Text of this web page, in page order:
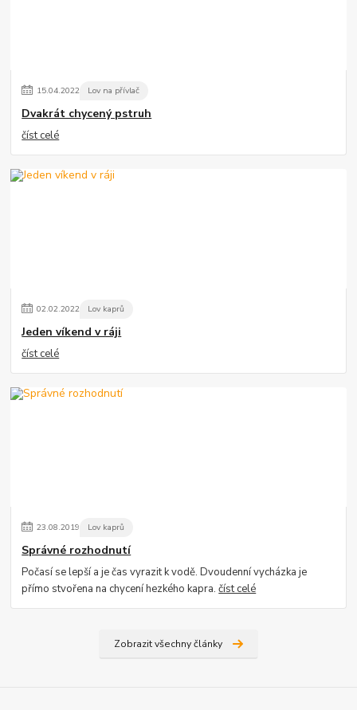
15.04.2022 Lov na přívlač
Dvakrát chycený pstruh
číst celé
02.02.2022 Lov kaprů
Jeden víkend v ráji
číst celé
23.08.2019 Lov kaprů
Správné rozhodnutí
Počasí se lepší a je čas vyrazit k vodě. Dvoudenní vycházka je
přímo stvořena na chycení hezkého kapra.číst celé
Zobrazit všechny články